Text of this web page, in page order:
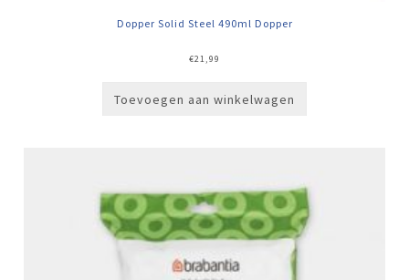
Dopper Solid Steel 490ml Dopper
€21,99
Toevoegen aan winkelwagen